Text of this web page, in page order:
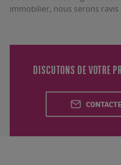
immobilier, nous serons
DISCUTONS DE VOTRE